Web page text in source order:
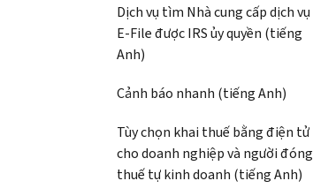
Dịch vụ tìm Nhà cung cấp dịch vụ
E-File được IRS ủy quyền (tiếng
Anh)
Cảnh báo nhanh (tiếng Anh)
Tùy chọn khai thuế bằng điện tử
cho doanh nghiệp và người đóng
thuế tự kinh doanh (tiếng Anh)